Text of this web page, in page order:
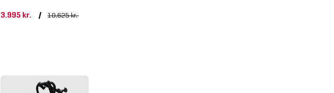
3.995 kr. / 10.625 kr.